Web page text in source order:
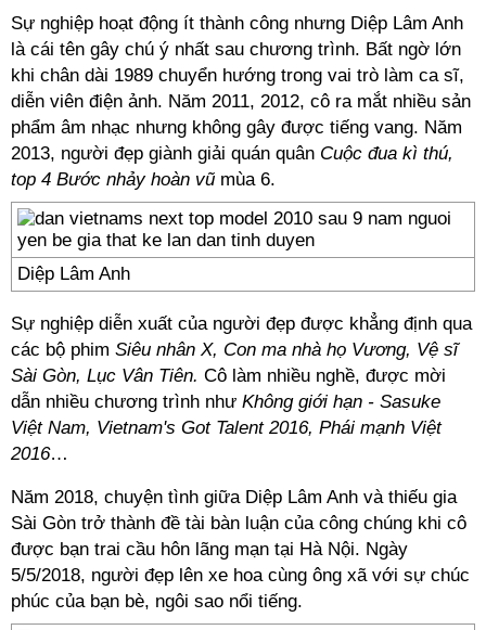
Sự nghiệp hoạt động ít thành công nhưng Diệp Lâm Anh
là cái tên gây chú ý nhất sau chương trình. Bất ngờ lớn
khi chân dài 1989 chuyển hướng trong vai trò làm ca sĩ,
diễn viên điện ảnh. Năm 2011, 2012, cô ra mắt nhiều sản
phẩm âm nhạc nhưng không gây được tiếng vang. Năm
2013, người đẹp giành giải quán quân Cuộc đua kì thú,
top 4 Bước nhảy hoàn vũ mùa 6.
Diệp Lâm Anh
Sự nghiệp diễn xuất của người đẹp được khẳng định qua
các bộ phim Siêu nhân X, Con ma nhà họ Vương, Vệ sĩ
Sài Gòn, Lục Vân Tiên. Cô làm nhiều nghề, được mời
dẫn nhiều chương trình như Không giới hạn - Sasuke
Việt Nam, Vietnam's Got Talent 2016, Phái mạnh Việt
2016…
Năm 2018, chuyện tình giữa Diệp Lâm Anh và thiếu gia
Sài Gòn trở thành đề tài bàn luận của công chúng khi cô
được bạn trai cầu hôn lãng mạn tại Hà Nội. Ngày
5/5/2018, người đẹp lên xe hoa cùng ông xã với sự chúc
phúc của bạn bè, ngôi sao nổi tiếng.